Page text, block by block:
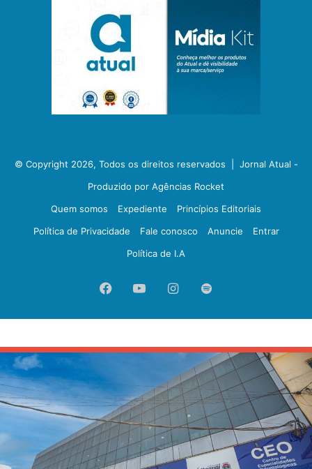
© Copyright 2026, Todos os direitos reservados | Jornal Atual -
Produzido por Agências Rocket
Quem somos
Expediente
Princípios Editoriais
Política de Privacidade
Fale conosco Anuncie
Entrar
Política de I.A
FacebookYouTubeInstagram
Spotify